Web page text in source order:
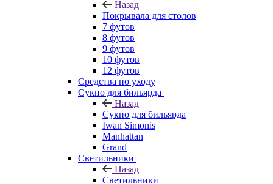
Назад
Покрывала для столов
7 футов
8 футов
9 футов
10 футов
12 футов
Средства по уходу
Сукно для бильярда
Назад
Сукно для бильярда
Iwan Simonis
Manhattan
Grand
Светильники
Назад
Светильники